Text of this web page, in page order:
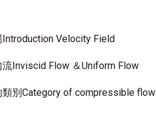
Velocity Field
Inviscid Flow ＆Uniform Flow
別Category of compressible flow